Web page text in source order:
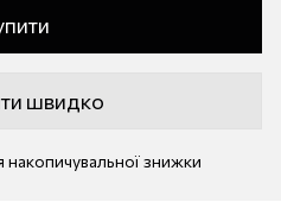
швидко
знижки